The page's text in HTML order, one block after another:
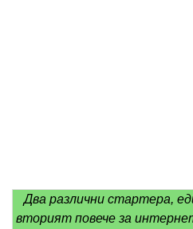
Два различни стартера,
вторият повече за